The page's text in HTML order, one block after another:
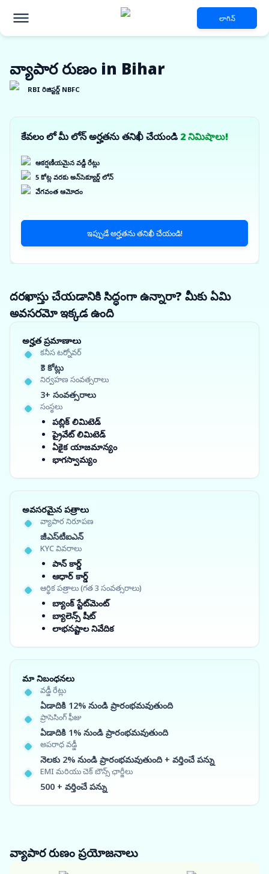
లాగిన్
వ్యాపార రుణం in Bihar
RBI రిజిస్టర్డ్ NBFC
కేవలం లో మీ లోన్ అర్హతను తనిఖీ చేయండి 2 నిమిషాలు!
ఆకర్షణీయమైన వడ్డీ రేట్లు
5 కోట్ల వరకు అన్‌సెక్యూర్డ్ లోన్
వేగవంత ఆమోదం
ఇప్పుడే అర్హతను తనిఖీ చేయండి!
దరఖాస్తు చేయడానికి సిద్ధంగా ఉన్నారా? మీకు ఏమి
అవసరమో ఇక్కడ ఉంది
అర్హత ప్రమాణాలు
కనీస టర్నోవర్
₹3 కోట్లు
నిర్వహణ సంవత్సరాలు
3+ సంవత్సరాలు
సంస్థలు
పబ్లిక్ లిమిటెడ్
ప్రైవేట్ లిమిటెడ్
ఏకైక యాజమాన్యం
భాగస్వామ్యం
అవసరమైన పత్రాలు
వ్యాపార నిరూపణ
జీఎస్‌టీఐఎన్
KYC వివరాలు
పాన్ కార్డ్
ఆధార్ కార్డ్
ఆర్థిక పత్రాలు (గత 3 సంవత్సరాలు)
బ్యాంక్ స్టేట్‌మెంట్
బ్యాలెన్స్ షీట్
లాభనష్టాల నివేదిక
మా నిబంధనలు
వడ్డీ రేట్లు
ఏడాదికి 12% నుండి ప్రారంభమవుతుంది
ప్రాసెసింగ్ ఫీజు
ఏడాదికి 1% నుండి ప్రారంభమవుతుంది
అపరాధ వడ్డీ
నెలకు 2% నుండి ప్రారంభమవుతుంది + వర్తించే పన్ను
EMI మరియు చెక్ బౌన్స్ ఛార్జీలు
500 + వర్తించే పన్ను
వ్యాపార రుణంప్రయోజనాలు